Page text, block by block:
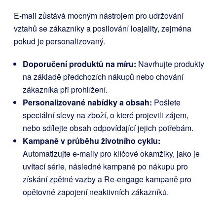
E-mail zůstává mocným nástrojem pro udržování
vztahů se zákazníky a posilování loajality, zejména
pokud je personalizovaný.
Doporučení produktů na míru: Navrhujte produkty
na základě předchozích nákupů nebo chování
zákazníka při prohlížení.
Personalizované nabídky a obsah: Pošlete
speciální slevy na zboží, o které projevili zájem,
nebo sdílejte obsah odpovídající jejich potřebám.
Kampaně v průběhu životního cyklu:
Automatizujte e-maily pro klíčové okamžiky, jako je
uvítací série, následné kampaně po nákupu pro
získání zpětné vazby a Re-engage kampaně pro
opětovné zapojení neaktivních zákazníků.